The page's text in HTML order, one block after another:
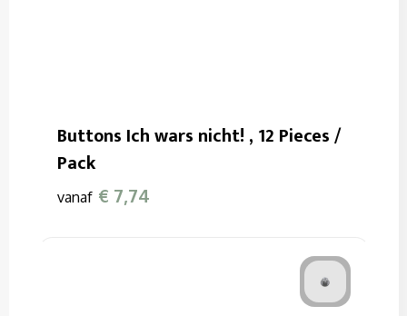
Buttons Ich wars nicht! , 12 Pieces /
Pack
vanaf € 7,74